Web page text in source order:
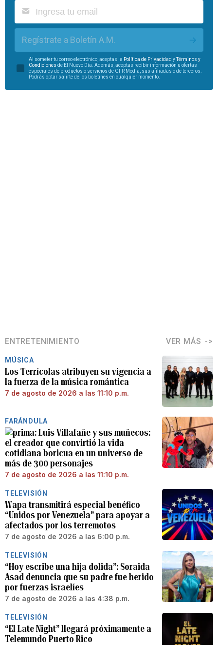
Regístrate a Boletín A.M.
Al someter tu correo electrónico, aceptas la Política de Privacidad yTérminos y
Condiciones de El Nuevo Día. Además, aceptas recibir información u ofertas
especiales de productos o servicios de GFR Media, sus afiliadas o de terceros.
Podrás optar salirte de los boletines en cualquier momento.
ENTRETENIMIENTO VER MÁS
MÚSICA
Los Terrícolas atribuyen su vigencia a
la fuerza de la música romántica
7 de agosto de 2026 a las 11:10 p.m.
FARÁNDULA
Luis Villafañe y sus muñecos:
el creador que convirtió la vida
cotidiana boricua en un universo de
más de 300 personajes
7 de agosto de 2026 a las 11:10 p.m.
TELEVISIÓN
Wapa transmitirá especial benéfico
“Unidos por Venezuela” para apoyar a
afectados por los terremotos
7 de agosto de 2026 a las 6:00 p.m.
TELEVISIÓN
“Hoy escribe una hija dolida”: Soraida
Asad denuncia que su padre fue herido
por fuerzas israelíes
7 de agosto de 2026 a las 4:38 p.m.
TELEVISIÓN
“El Late Night” llegará próximamente a
Telemundo Puerto Rico